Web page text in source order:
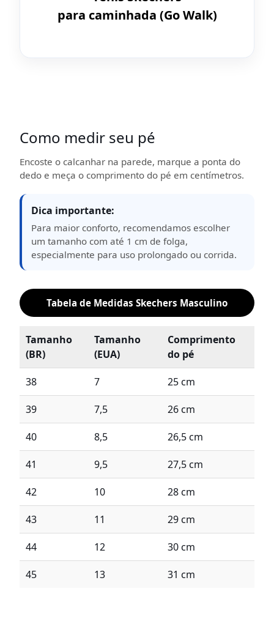
para caminhada (Go Walk)
Como medir seu pé
Encoste o calcanhar na parede, marque a ponta do
dedo e meça o comprimento do pé em centímetros.
Dica importante:
Para maior conforto, recomendamos escolher
um tamanho com até 1 cm de folga,
especialmente para uso prolongado ou corrida.
Tabela de Medidas Skechers Masculino
Tamanho
(BR)
Tamanho
(EUA)
Comprimento
do pé
38 7 25 cm
39 7,5 26 cm
40 8,5 26,5 cm
41 9,5 27,5 cm
42 10 28 cm
43 11 29 cm
44 12 30 cm
45 13 31 cm